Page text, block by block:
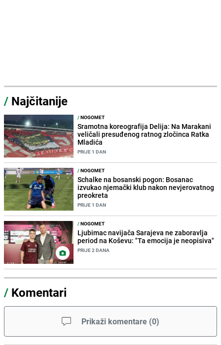
/ Najčitanije
/NOGOMET
Sramotna koreografija Delija: Na Marakani
veličali presuđenog ratnog zločinca Ratka
Mladića
PRIJE 1 DAN
/NOGOMET
Schalke na bosanski pogon: Bosanac
izvukao njemački klub nakon nevjerovatnog
preokreta
PRIJE 1 DAN
/NOGOMET
Ljubimac navijača Sarajeva ne zaboravlja
period na Koševu: "Ta emocija je neopisiva"
PRIJE 2 DANA
/ Komentari
Prikaži komentare (0)